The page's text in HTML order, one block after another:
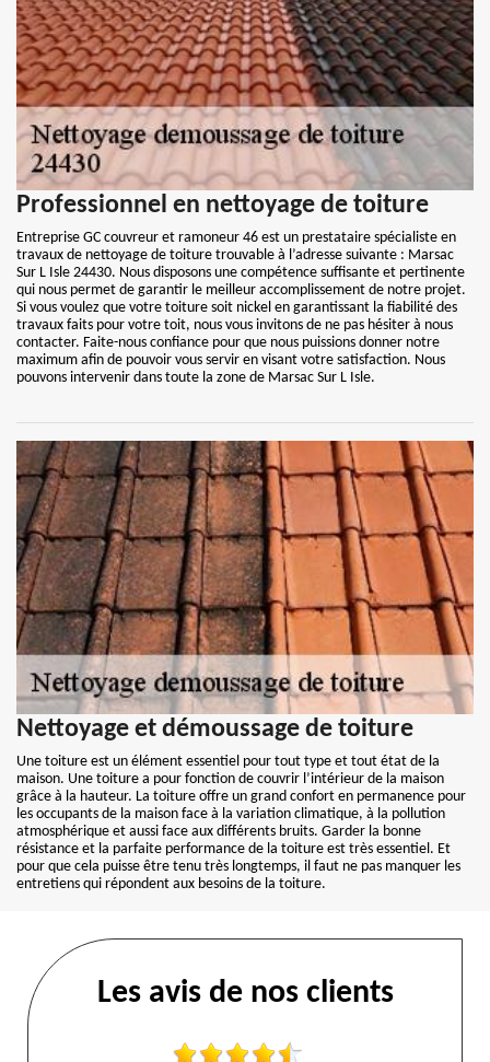
Professionnel en nettoyage de toiture
Entreprise GC couvreur et ramoneur 46 est un prestataire spécialiste en
travaux de nettoyage de toiture trouvable à l’adresse suivante : Marsac
Sur L Isle 24430. Nous disposons une compétence suffisante et pertinente
qui nous permet de garantir le meilleur accomplissement de notre projet.
Si vous voulez que votre toiture soit nickel en garantissant la fiabilité des
travaux faits pour votre toit, nous vous invitons de ne pas hésiter à nous
contacter. Faite-nous confiance pour que nous puissions donner notre
maximum afin de pouvoir vous servir en visant votre satisfaction. Nous
pouvons intervenir dans toute la zone de Marsac Sur L Isle.
Nettoyage et démoussage de toiture
Une toiture est un élément essentiel pour tout type et tout état de la
maison. Une toiture a pour fonction de couvrir l’intérieur de la maison
grâce à la hauteur. La toiture offre un grand confort en permanence pour
les occupants de la maison face à la variation climatique, à la pollution
atmosphérique et aussi face aux différents bruits. Garder la bonne
résistance et la parfaite performance de la toiture est très essentiel. Et
pour que cela puisse être tenu très longtemps, il faut ne pas manquer les
entretiens qui répondent aux besoins de la toiture.
Les avis de nos clients